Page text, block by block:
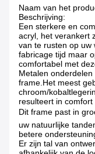
Naam van het
Beschrijving:
Een sterkere en
acryl, het verankert
van te rusten op uw
fabricage tijd maar
comfortabel met
Metalen
frame.Het meest
chroom/
resulteert in
Dit frame past in
uw natuurlijke
betere
Er zijn tal van